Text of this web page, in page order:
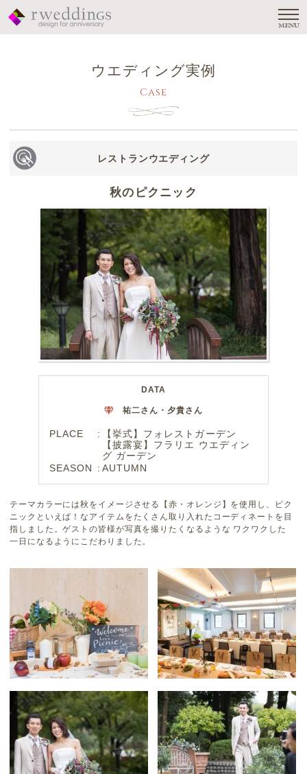
MENU
ウエディング実例
Case
レストランウエディング
秋のピクニック
DATA
祐二さん・夕貴さん
PLACE
【挙式】フォレストガーデン
【披露宴】フラリエ ウエディン
グ ガーデン
SEASON
AUTUMN
テーマカラーには秋をイメージさせる【赤・オレンジ】を使用し、ピク
ニックといえば！なアイテムをたくさん取り入れたコーディネートを目
指しました。ゲストの皆様が写真を撮りたくなるような ワクワクした
一日になるようにこだわりました。